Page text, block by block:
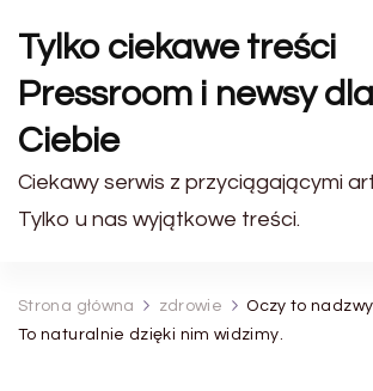
Tylko ciekawe treści
Pressroom i newsy dla
Ciebie
Ciekawy serwis z przyciągającymi
Tylko u nas wyjątkowe treści.
Strona główna zdrowie
Oczy to
To naturalnie dzięki nim widzimy.